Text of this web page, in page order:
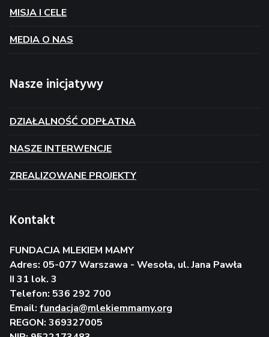
MISJA I CELE
MEDIA O NAS
Nasze inicjatywy
DZIAŁALNOŚĆ ODPŁATNA
NASZE INTERWENCJE
ZREALIZOWANE PROJEKTY
Kontakt
FUNDACJA MLEKIEM MAMY
Adres: 05-077 Warszawa - Wesoła, ul. Jana Pawła
II 31 lok. 3
Telefon: 536 292 700
Email: fundacja@mlekiemmamy.org
REGON: 369327005